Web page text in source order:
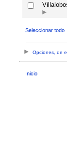
Seleccionar todo
Opciones, de
Inicio